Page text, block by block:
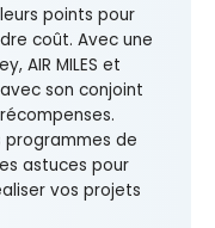
points pour
coût. Avec une
AIR MILES et
son conjoint
programmes de
astuces pour
vos projets